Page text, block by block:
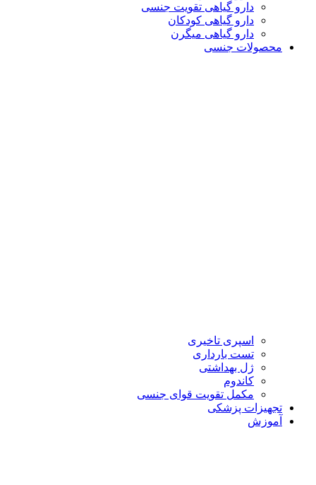
دارو گیاهی تقویت جنسی
دارو گیاهی کودکان
دارو گیاهی میگرن
محصولات جنسی
اسپری تاخیری
تست بارداری
ژل بهداشتی
کاندوم
مکمل تقویت قوای جنسی
تجهیزات پزشکی
آموزش